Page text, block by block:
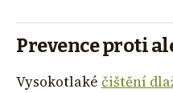
Prevence proti
Vysokotlaké čištění